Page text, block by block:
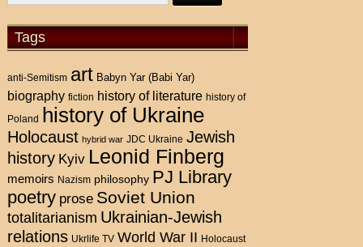
Tags
anti-Semitism art Babyn Yar (Babi Yar)
biography fiction history of literature history of
Poland history of Ukraine
Holocaust hybrid war JDC Ukraine Jewish
history Kyiv Leonid Finberg
memoirs Nazism philosophy PJ Library
poetry prose Soviet Union
totalitarianism Ukrainian-Jewish
relations Ukrlife TV World War II Holocaust